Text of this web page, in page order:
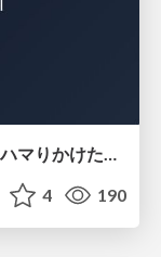
4 190